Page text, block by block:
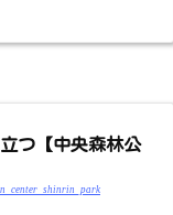
つ【中央森林公